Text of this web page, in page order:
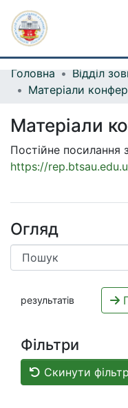
Фонди та зібрання
Статистика
Головна
Матеріали
Матеріали
Постійне посилання
https://
Огляд
результатів
Фільтри
Скинути